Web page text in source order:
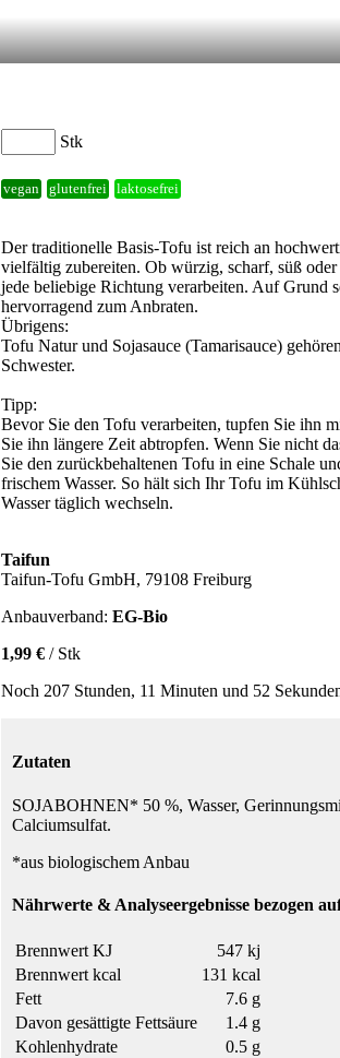
Stk
vegan glutenfrei laktosefrei
Der traditionelle Basis-Tofu ist reich an
vielfältig zubereiten. Ob würzig, scharf, süß
jede beliebige Richtung verarbeiten. Auf Grund
hervorragend zum Anbraten.
Übrigens:
Tofu Natur und Sojasauce (Tamarisauce)
Schwester.
Tipp:
Bevor Sie den Tofu verarbeiten, tupfen Sie ihn
Sie ihn längere Zeit abtropfen. Wenn Sie nicht
Sie den zurückbehaltenen Tofu in eine Schale
frischem Wasser. So hält sich Ihr Tofu im
Wasser täglich wechseln.
Taifun
Taifun-Tofu GmbH, 79108 Freiburg
Anbauverband: EG-Bio
1,99 € / Stk
Noch 207 Stunden, 11 Minuten und 52
Zutaten
SOJABOHNEN* 50 %, Wasser,
Calciumsulfat.
*aus biologischem Anbau
Nährwerte & Analyseergebnisse bezogen
Brennwert KJ
547 kj
Brennwert kcal
131 kcal
Fett
7.6 g
Davon gesättigte Fettsäure
1.4 g
Kohlenhydrate
0.5 g